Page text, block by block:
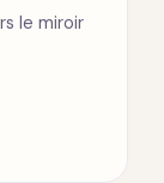
le miroir